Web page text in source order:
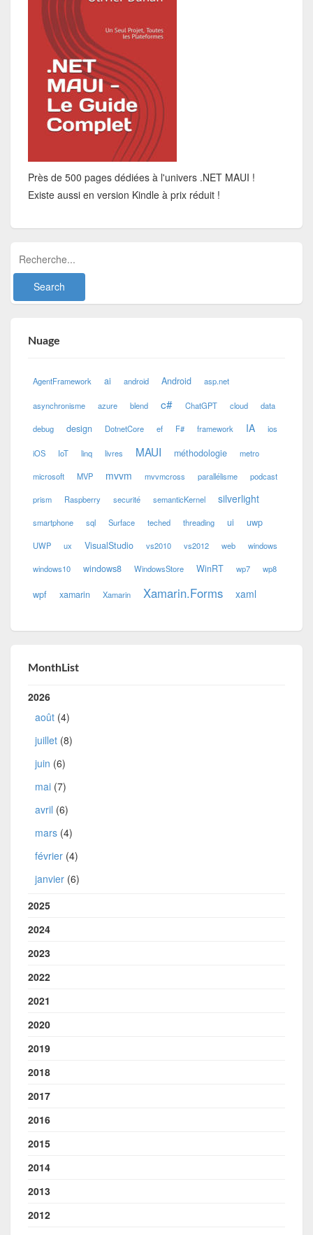
Près de 500 pages dédiées à l'univers .NET MAUI !
Existe aussi en version Kindle à prix réduit !
Nuage
AgentFramework ai android Android asp.net
asynchronisme azure blend c# ChatGPT cloud data
debug design DotnetCore ef F# framework IA ios
iOS IoT linq livres MAUI méthodologie metro
microsoft MVP mvvm mvvmcross parallélisme podcast
prism Raspberry securité semanticKernel silverlight
smartphone sql Surface teched threading ui uwp
UWP ux VisualStudio vs2010 vs2012 web windows
windows10 windows8 WindowsStore WinRT wp7 wp8
wpf xamarin Xamarin Xamarin.Forms xaml
MonthList
2026
août (4)
juillet (8)
juin (6)
mai (7)
avril (6)
mars (4)
février (4)
janvier (6)
2025
2024
2023
2022
2021
2020
2019
2018
2017
2016
2015
2014
2013
2012